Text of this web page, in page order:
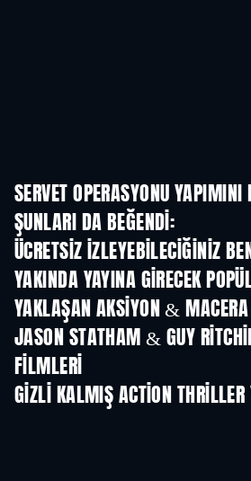
SERVET OPERASYONU YAPIMINI
ŞUNLARI DA BEĞENDI:
ÜCRETSIZ IZLEYEBILECIĞINIZ
YAKINDA YAYINA GIRECEK
YAKLAŞAN AKSIYON & MACERA
JASON STATHAM & GUY
FILMLERI
GIZLI KALMIŞ ACTION THRILLER